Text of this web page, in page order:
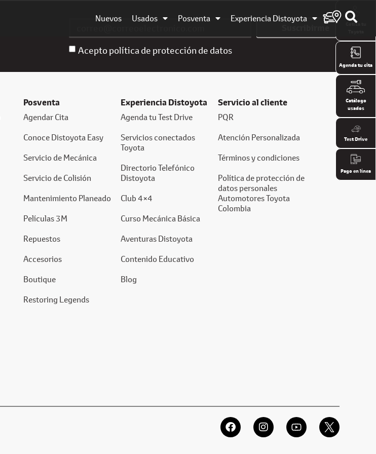
Nuevos Usados Posventa Experiencia Distoyota
Acepto política de protección de datos
Suscribirme
Posventa
Agendar Cita
Conoce Distoyota Easy
Servicio de Mecánica
Servicio de Colisión
Mantenimiento Planeado
Películas 3M
Repuestos
Accesorios
Boutique
Restoring Legends
Experiencia Distoyota
Agenda tu Test Drive
Servicios conectados
Toyota
Directorio Telefónico
Distoyota
Club 4×4
Curso Mecánica Básica
Aventuras Distoyota
Contenido Educativo
Blog
Servicio al cliente
PQR
Atención Personalizada
Términos y condiciones
Política de protección de
datos personales
Automotores Toyota
Colombia
Cotiza tu
Agenda tu cita
Catálogo
usados
Test Drive
Pago en línea